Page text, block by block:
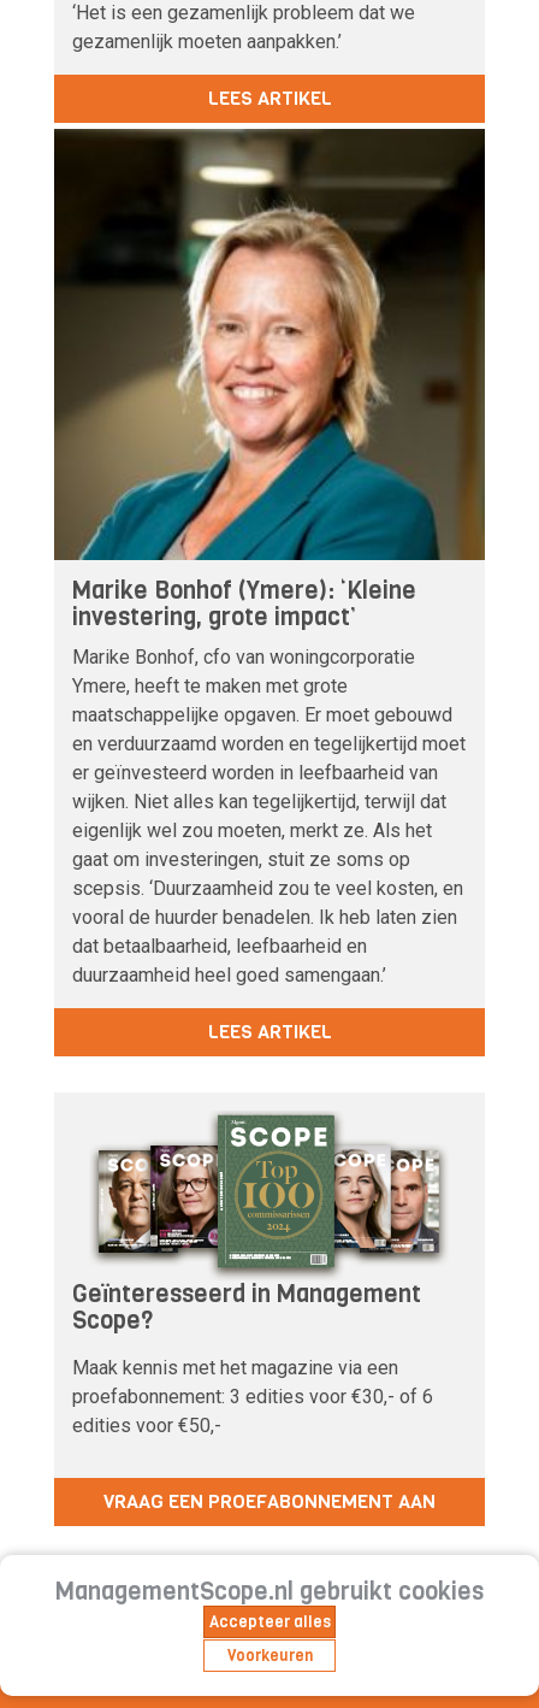
‘Het is een gezamenlijk probleem dat we
gezamenlijk moeten aanpakken.’
LEES ARTIKEL
Marike Bonhof (Ymere): ‘Kleine
investering, grote impact’
Marike Bonhof, cfo van woningcorporatie
Ymere, heeft te maken met grote
maatschappelijke opgaven. Er moet gebouwd
en verduurzaamd worden en tegelijkertijd moet
er geïnvesteerd worden in leefbaarheid van
wijken. Niet alles kan tegelijkertijd, terwijl dat
eigenlijk wel zou moeten, merkt ze. Als het
gaat om investeringen, stuit ze soms op
scepsis. ‘Duurzaamheid zou te veel kosten, en
vooral de huurder benadelen. Ik heb laten zien
dat betaalbaarheid, leefbaarheid en
duurzaamheid heel goed samengaan.’
LEES ARTIKEL
Geïnteresseerd in Management
Scope?
Maak kennis met het magazine via een
proefabonnement: 3 edities voor €30,- of 6
edities voor €50,-
VRAAG EEN PROEFABONNEMENT AAN
ManagementScope.nl gebruikt cookies
Accepteer alles
Voorkeuren